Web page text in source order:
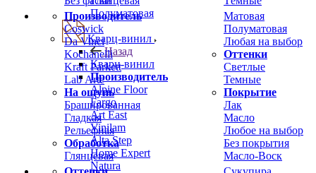
Производитель
Coswick
Da Vinci
Kochanelli
Kraft Parkett
Lab Arte
На ощупь
Брашированная
Гладкая
Рельефная
Обработка
Глянцевая
Матовая
Полуматовая
Любая на выбор
Оттенки
Светлые
Темные
Покрытие
Лак
Масло
Любое на выбор
Без покрытия
Масло-Воск
Полуматовая
Кварц-винил
Назад
Кварц-винил
Производитель
Alpine Floor
Fargo
Art East
Vinilam
Alta Step
Home Expert
Natura